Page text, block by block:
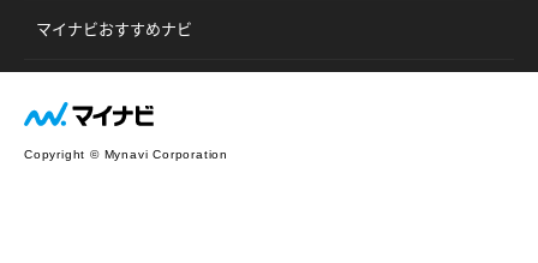
マイナビおすすめナビ
Copyright © Mynavi Corporation